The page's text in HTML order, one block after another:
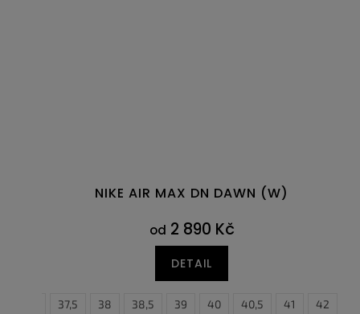
NIKE AIR MAX DN DAWN (W)
od 2 890 Kč
DETAIL
37,5 38 38,5 39 40 40,5 41 42
40 40,5